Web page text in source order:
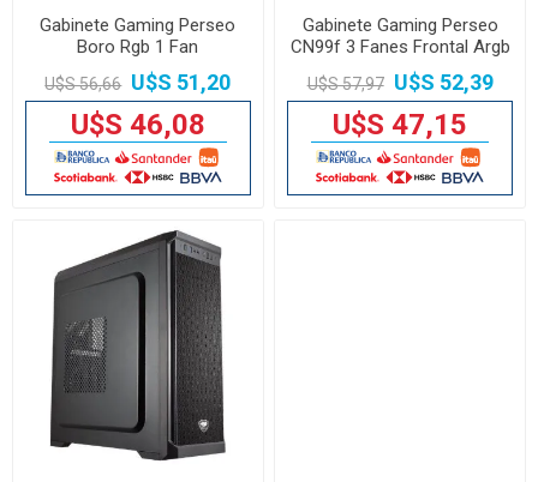
Gabinete Gaming Perseo
Boro Rgb 1 Fan
U$S 56,66 U$S 51,20
U$S 46,08
Gabinete Gaming Perseo
CN99f 3 Fanes Frontal Argb
U$S 57,97 U$S 52,39
U$S 47,15